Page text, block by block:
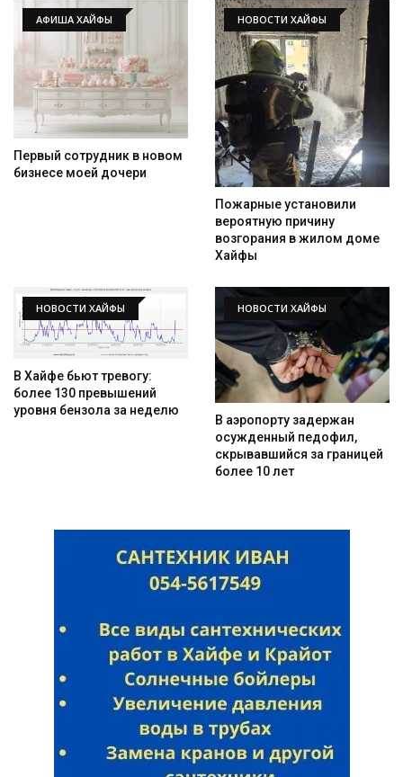
АФИША ХАЙФЫ
Первый сотрудник в новом
бизнесе моей дочери
НОВОСТИ ХАЙФЫ
Пожарные установили
вероятную причину
возгорания в жилом доме
Хайфы
НОВОСТИ ХАЙФЫ
В Хайфе бьют тревогу:
более 130 превышений
уровня бензола за неделю
НОВОСТИ ХАЙФЫ
В аэропорту задержан
осужденный педофил,
скрывавшийся за границей
более 10 лет